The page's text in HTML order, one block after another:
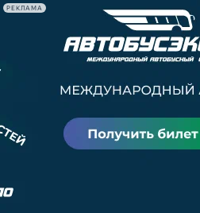
РЕКЛАМА